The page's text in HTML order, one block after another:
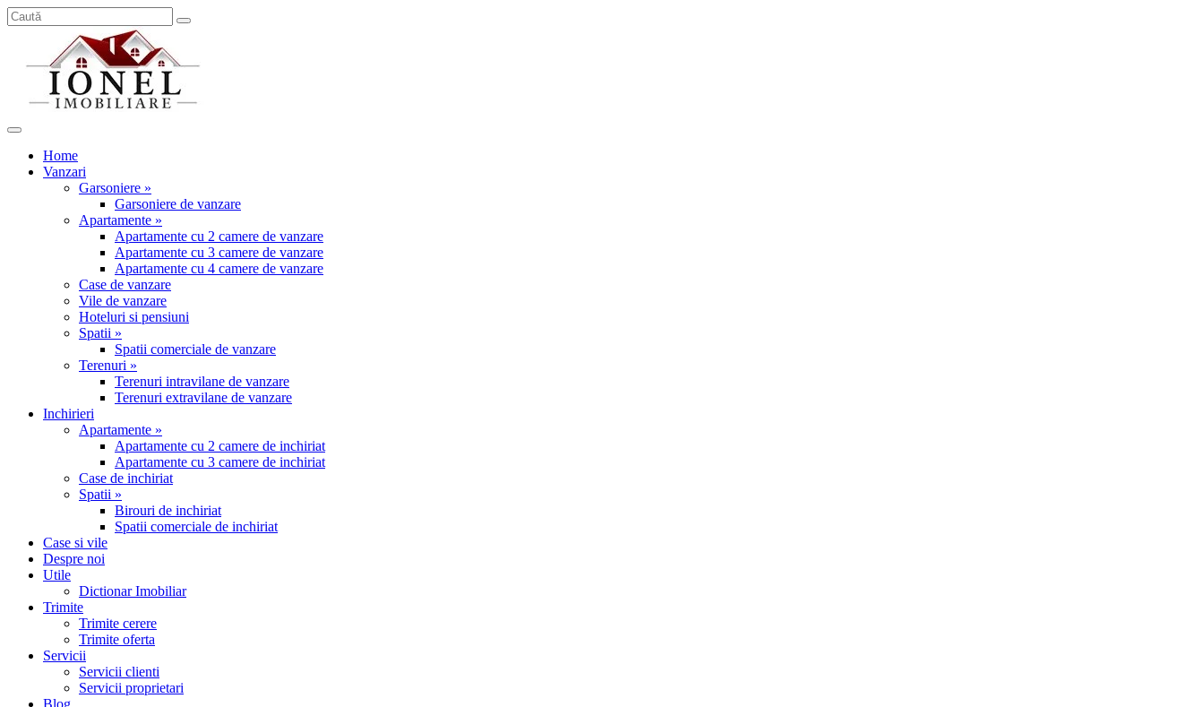
Home
Vanzari
Garsoniere »
Garsoniere de vanzare
Apartamente »
Apartamente cu 2 camere de vanzare
Apartamente cu 3 camere de vanzare
Apartamente cu 4 camere de vanzare
Case de vanzare
Vile de vanzare
Hoteluri si pensiuni
Spatii »
Spatii comerciale de vanzare
Terenuri »
Terenuri intravilane de vanzare
Terenuri extravilane de vanzare
Inchirieri
Apartamente »
Apartamente cu 2 camere de inchiriat
Apartamente cu 3 camere de inchiriat
Case de inchiriat
Spatii »
Birouri de inchiriat
Spatii comerciale de inchiriat
Case si vile
Despre noi
Utile
Dictionar Imobiliar
Trimite
Trimite cerere
Trimite oferta
Servicii
Servicii clienti
Servicii proprietari
Blog